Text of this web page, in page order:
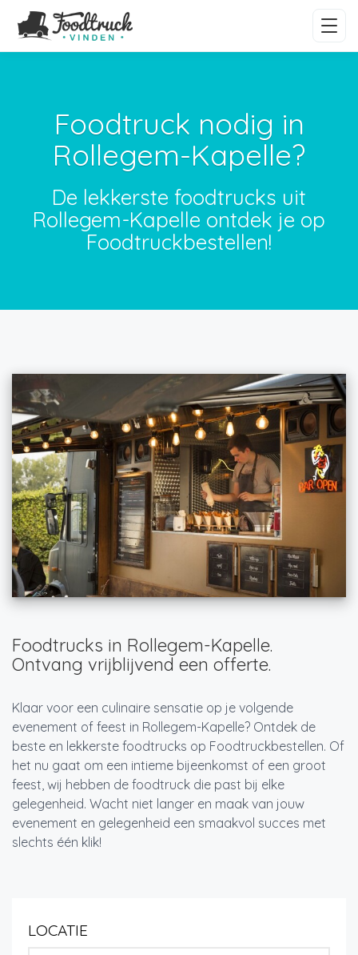
Foodtruck nodig in
Rollegem-Kapelle?
De lekkerste foodtrucks uit
Rollegem-Kapelle ontdek je op
Foodtruckbestellen!
Foodtrucks in Rollegem-Kapelle.
Ontvang vrijblijvend een offerte.
Klaar voor een culinaire sensatie op je volgende
evenement of feest in Rollegem-Kapelle? Ontdek de
beste en lekkerste foodtrucks op Foodtruckbestellen. Of
het nu gaat om een intieme bijeenkomst of een groot
feest, wij hebben de foodtruck die past bij elke
gelegenheid. Wacht niet langer en maak van jouw
evenement en gelegenheid een smaakvol succes met
slechts één klik!
LOCATIE